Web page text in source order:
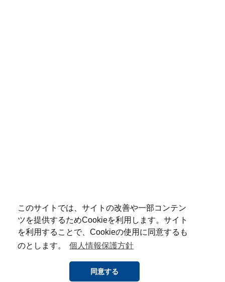
このサイトでは、サイトの改善や一部コンテン
ツを提供するためCookieを利用します。サイト
を利用することで、Cookieの使用に同意するも
のとします。
個人情報保護方針
同意する